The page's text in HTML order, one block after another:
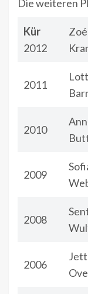
Die weiteren
Kür
2012
Zoé
2011
2010
2009
2008
2006